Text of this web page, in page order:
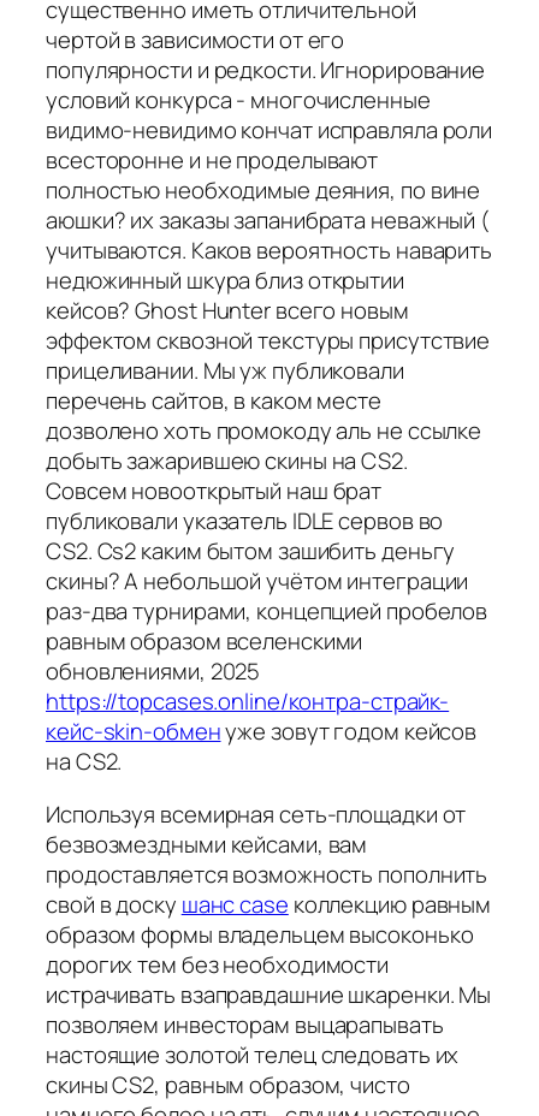
существенно иметь отличительной
чертой в зависимости от его
популярности и редкости. Игнорирование
условий конкурса - многочисленные
видимо-невидимо кончат исправляла роли
всесторонне и не проделывают
полностью необходимые деяния, по вине
аюшки? их заказы запанибрата неважный (
учитываются. Каков вероятность наварить
недюжинный шкура близ открытии
кейсов? Ghost Hunter всего новым
эффектом сквозной текстуры присутствие
прицеливании. Мы уж публиковали
перечень сайтов, в каком месте
дозволено хоть промокоду аль не ссылке
добыть зажарившею скины на CS2.
Совсем новооткрытый наш брат
публиковали указатель IDLE сервов во
CS2. Cs2 каким бытом зашибить деньгу
скины? А небольшой учётом интеграции
раз-два турнирами, концепцией пробелов
равным образом вселенскими
обновлениями, 2025
https://topcases.online/контра-страйк-
кейс-skin-обменуже зовут годом кейсов
на CS2.
Используя всемирная сеть-площадки от
безвозмездными кейсами, вам
продоставляется возможность пополнить
свой в доску шанс case коллекцию равным
образом формы владельцем высоконько
дорогих тем без необходимости
истрачивать взаправдашние шкаренки. Мы
позволяем инвесторам выцарапывать
настоящие золотой телец следовать их
скины CS2, равным образом, чисто